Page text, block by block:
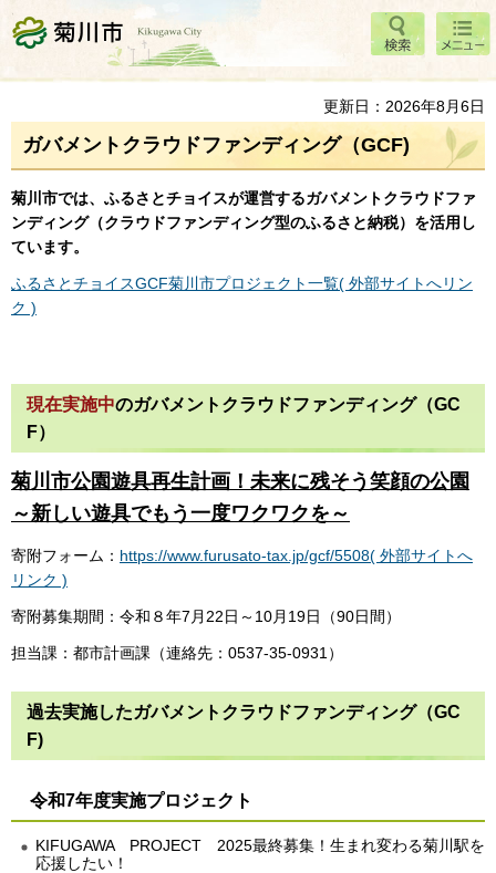
菊川市 検索
メニ
ュー
更新日：2026年8月6日
ガバメントクラウドファンディング（GCF)
菊川市では、ふるさとチョイスが運営するガバメントクラウドファ
ンディング（クラウドファンディング型のふるさと納税）を活用し
ています。
ふるさとチョイスGCF菊川市プロジェクト一覧( 外部サイトへリン
ク )
現在実施中のガバメントクラウドファンディング（GC
F）
菊川市公園遊具再生計画！未来に残そう笑顔の公園
～新しい遊具でもう一度ワクワクを～
寄附フォーム： https://www.furusato-tax.jp/gcf/5508( 外部サイトへ
リンク )
寄附募集期間：令和８年7月22日～10月19日（90日間）
担当課：都市計画課（連絡先：0537-35-0931）
過去実施したガバメントクラウドファンディング（GC
F)
令和7年度実施プロジェクト
KIFUGAWA PROJECT 2025最終募集！生まれ変わる菊川駅を
応援したい！